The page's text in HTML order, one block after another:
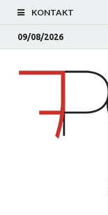
KONTAKT
09/08/2026